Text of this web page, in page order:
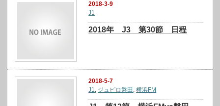
2018-3-9
J1
2018年 J3 第30節 日程
2018-5-7
J1
ジュビロ磐田 ,横浜FM